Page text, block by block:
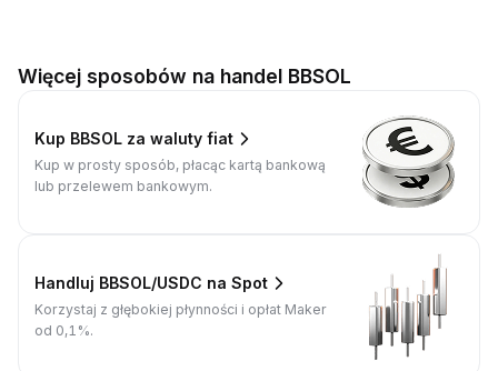
Więcej sposobów na handel BBSOL
Kup BBSOL za waluty fiat
Kup w prosty sposób, płacąc kartą bankową
lub przelewem bankowym.
Handluj BBSOL/USDC na Spot
Korzystaj z głębokiej płynności i opłat Maker
od 0,1%.